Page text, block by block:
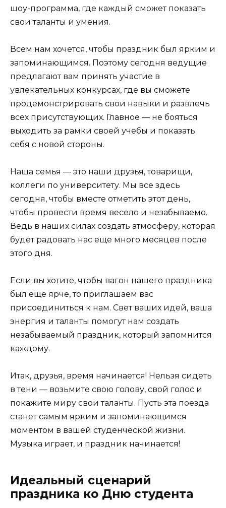
шоу-программа, где каждый сможет показать
свои таланты и умения.
Всем нам хочется, чтобы праздник был ярким и
запоминающимся. Поэтому сегодня ведущие
предлагают вам принять участие в
увлекательных конкурсах, где вы сможете
продемонстрировать свои навыки и развлечь
всех присутствующих. Главное — не бояться
выходить за рамки своей учебы и показать
себя с новой стороны.
Наша семья — это наши друзья, товарищи,
коллеги по университету. Мы все здесь
сегодня, чтобы вместе отметить этот день,
чтобы провести время весело и незабываемо.
Ведь в наших силах создать атмосферу, которая
будет радовать нас еще много месяцев после
этого дня.
Если вы хотите, чтобы вагон нашего праздника
был еще ярче, то приглашаем вас
присоединиться к нам. Свет ваших идей, ваша
энергия и таланты помогут нам создать
незабываемый праздник, который запомнится
каждому.
Итак, друзья, время начинается! Нельзя сидеть
в тени — возьмите свою голову, свой голос и
покажите миру свои таланты. Пусть эта поезда
станет самым ярким и запоминающимся
моментом в вашей студенческой жизни.
Музыка играет, и праздник начинается!
Идеальный сценарий
праздника ко Дню студента